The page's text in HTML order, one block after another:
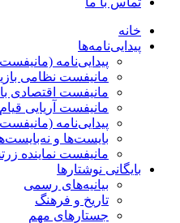
خانه
پیدایی‌نامه‌ها
پيدایی‌نامه
مانیفست نظامی
مانیفست اقتصادی
مانیفست آریایی
پیدایی‌نامه
بایست‌ها و
مانیفست نماینده
بایگانی نوشتارها
بیانیه‌های رسمی
تاریخ و فرهنگ
جستارهای مهم